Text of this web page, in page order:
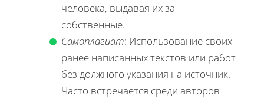
человека, выдавая их за
собственные.
Самоплагиат: Использование своих
ранее написанных текстов или работ
без должного указания на источник.
Часто встречается среди авторов